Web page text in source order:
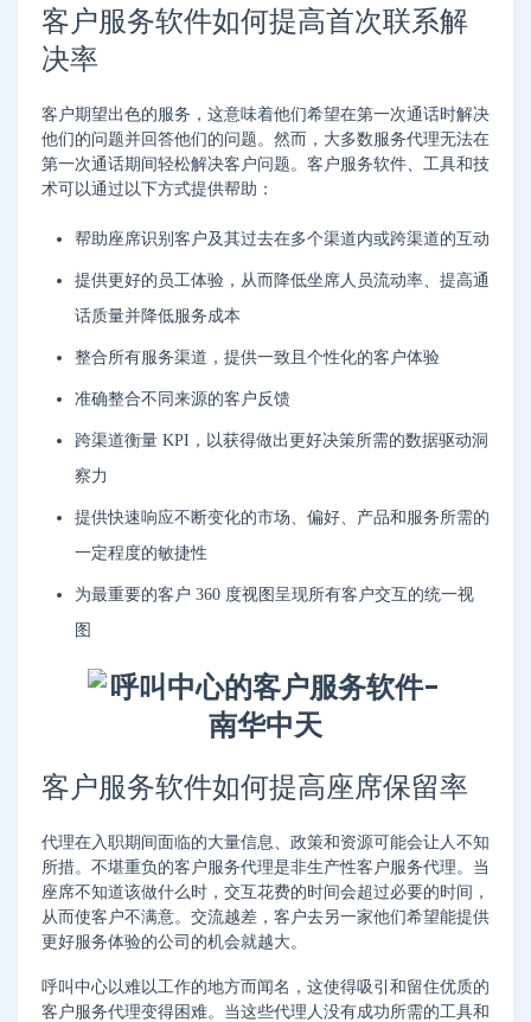
客户服务软件如何提高首次联系解
决率
客户期望出色的服务，这意味着他们希望在第一次通话时解决
他们的问题并回答他们的问题。然而，大多数服务代理无法在
第一次通话期间轻松解决客户问题。客户服务软件、工具和技
术可以通过以下方式提供帮助：
帮助座席识别客户及其过去在多个渠道内或跨渠道的互动
提供更好的员工体验，从而降低坐席人员流动率、提高通
话质量并降低服务成本
整合所有服务渠道，提供一致且个性化的客户体验
准确整合不同来源的客户反馈
跨渠道衡量 KPI，以获得做出更好决策所需的数据驱动洞
察力
提供快速响应不断变化的市场、偏好、产品和服务所需的
一定程度的敏捷性
为最重要的客户 360 度视图呈现所有客户交互的统一视
图
客户服务软件如何提高座席保留率
代理在入职期间面临的大量信息、政策和资源可能会让人不知
所措。不堪重负的客户服务代理是非生产性客户服务代理。当
座席不知道该做什么时，交互花费的时间会超过必要的时间，
从而使客户不满意。交流越差，客户去另一家他们希望能提供
更好服务体验的公司的机会就越大。
呼叫中心以难以工作的地方而闻名，这使得吸引和留住优质的
客户服务代理变得困难。当这些代理人没有成功所需的工具和